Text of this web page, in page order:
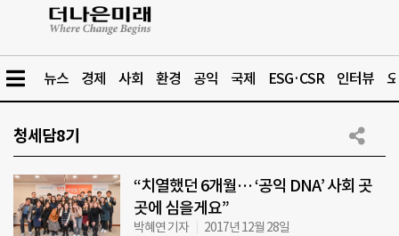
뉴스 경제 사회 환경 공익 국제 ESG·CSR 인터뷰
청세담8기
“치열했던 6개월… ‘공익 DNA’ 사회 곳
곳에 심을게요”
박혜연 기자 2017년 12월 28일